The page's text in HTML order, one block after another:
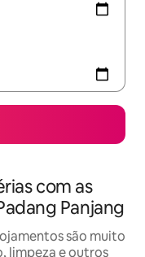
com as
Panjang
são muito
limpeza e outros